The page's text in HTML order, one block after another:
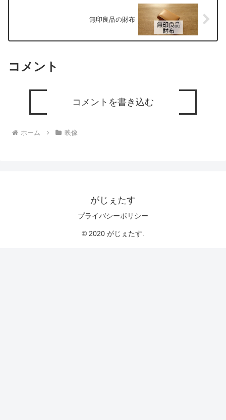
無印良品の財布
コメント
コメントを書き込む
ホーム 映像
がじぇたす
プライバシーポリシー
© 2020 がじぇたす.